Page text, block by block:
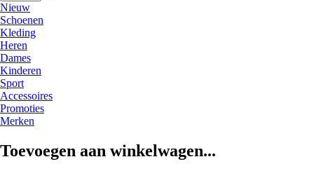
Nieuw
Schoenen
Kleding
Heren
Dames
Kinderen
Sport
Accessoires
Promoties
Merken
Toevoegen aan winkelwagen...